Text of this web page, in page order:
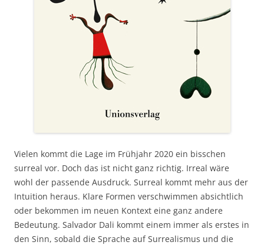
Vielen kommt die Lage im Frühjahr 2020 ein bisschen
surreal vor. Doch das ist nicht ganz richtig. Irreal wäre
wohl der passende Ausdruck. Surreal kommt mehr aus der
Intuition heraus. Klare Formen verschwimmen absichtlich
oder bekommen im neuen Kontext eine ganz andere
Bedeutung. Salvador Dali kommt einem immer als erstes in
den Sinn, sobald die Sprache auf Surrealismus und die